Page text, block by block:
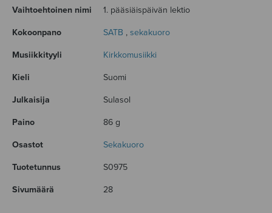
Vaihtoehtoinen nimi 1. pääsiäispäivän lektio
Kokoonpano SATB , sekakuoro
Musiikkityyli Kirkkomusiikki
Kieli Suomi
Julkaisija Sulasol
Paino 86 g
Osastot Sekakuoro
Tuotetunnus S0975
Sivumäärä 28